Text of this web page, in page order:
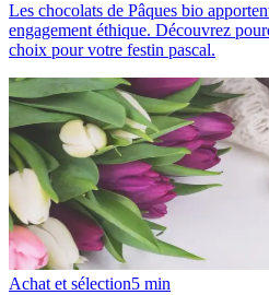
Les chocolats de Pâques bio
engagement éthique. Découvrez
choix pour votre festin pascal.
Achat et sélection5 min